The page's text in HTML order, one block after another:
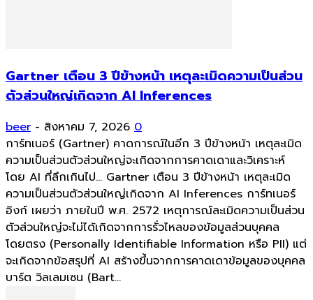
Gartner เตือน 3 ปีข้างหน้า เหตุละเมิดความเป็นส่วน
ตัวส่วนใหญ่เกิดจาก AI Inferences
beer - สิงหาคม 7, 2026 0
การ์ทเนอร์ (Gartner) คาดการณ์ในอีก 3 ปีข้างหน้า เหตุละเมิด
ความเป็นส่วนตัวส่วนใหญ่จะเกิดจากการคาดเดาและวิเคราะห์
โดย AI ที่ลึกเกินไป... Gartner เตือน 3 ปีข้างหน้า เหตุละเมิด
ความเป็นส่วนตัวส่วนใหญ่เกิดจาก AI Inferences การ์ทเนอร์
อิงก์ เผยว่า ภายในปี พ.ศ. 2572 เหตุการณ์ละเมิดความเป็นส่วน
ตัวส่วนใหญ่จะไม่ได้เกิดจากการรั่วไหลของข้อมูลส่วนบุคคล
โดยตรง (Personally Identifiable Information หรือ PII) แต่
จะเกิดจากข้อสรุปที่ AI สร้างขึ้นจากการคาดเดาข้อมูลของบุคคล
บาร์ต วิลเลมเซน (Bart...